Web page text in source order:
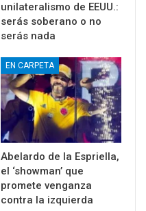
unilateralismo de EEUU.:
serás soberano o no
serás nada
EN CARPETA
Abelardo de la Espriella,
el ‘showman’ que
promete venganza
contra la izquierda